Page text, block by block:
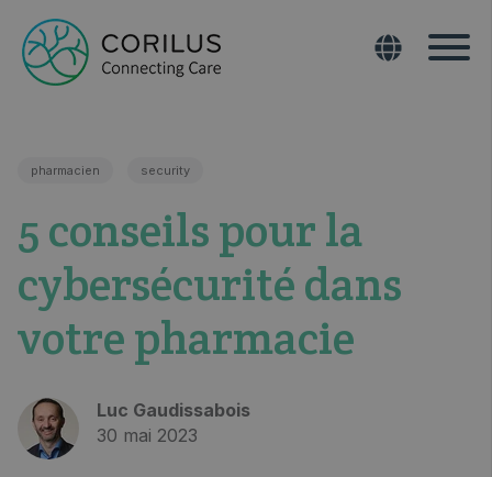
pharmacien security
5 conseils pour la
cybersécurité dans
votre pharmacie
Luc Gaudissabois
30 mai 2023